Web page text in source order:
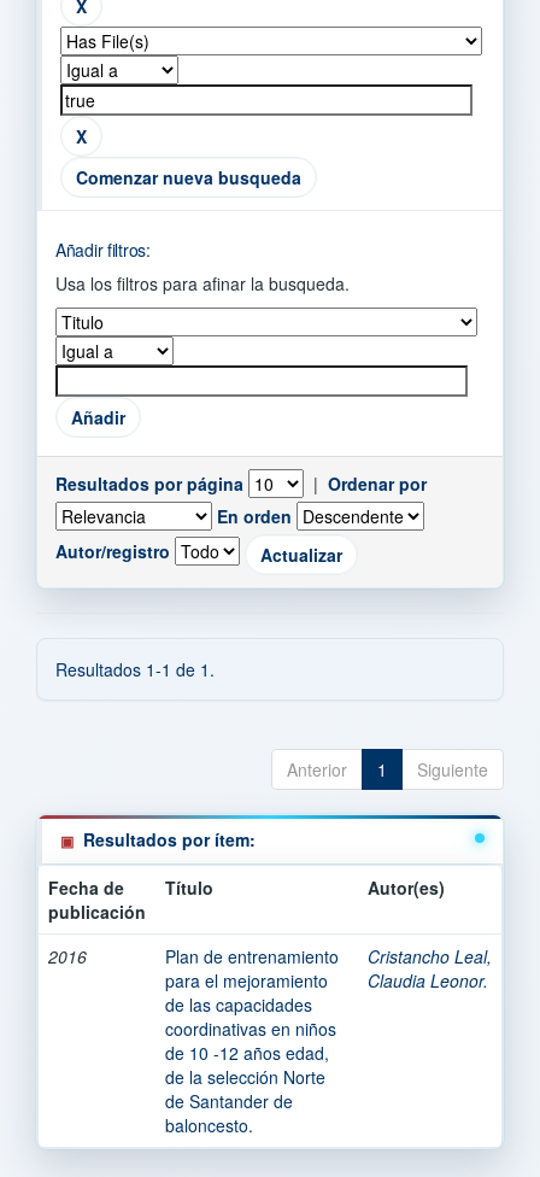
Comenzar nueva busqueda
Añadir filtros:
Usa los filtros para afinar la busqueda.
Resultados por página | Ordenar por
En orden
Autor/registro
Resultados 1-1 de 1.
Anterior 1 Siguiente
Resultados por ítem:
Fecha de
publicación
Título Autor(es)
2016
Plan de entrenamiento
para el mejoramiento
de las capacidades
coordinativas en niños
de 10 -12 años edad,
de la selección Norte
de Santander de
baloncesto.
Cristancho Leal,
Claudia Leonor.